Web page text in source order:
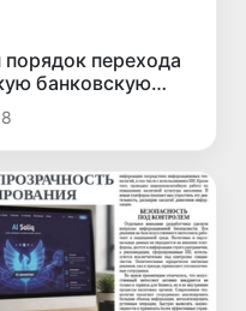
перехода
банковскую